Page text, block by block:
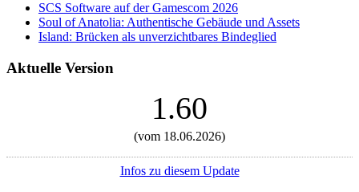
SCS Software auf der Gamescom 2026
Soul of Anatolia: Authentische Gebäude und Assets
Island: Brücken als unverzichtbares Bindeglied
Aktuelle Version
1.60
(vom 18.06.2026)
Infos zu diesem Update